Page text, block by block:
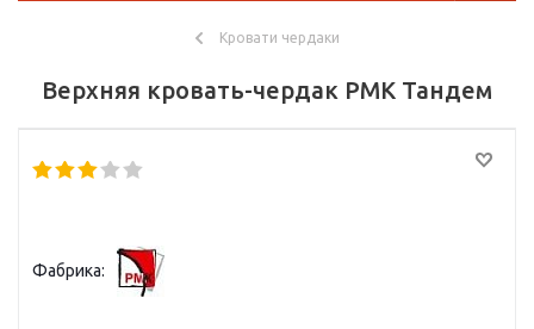
Кровати чердаки
Верхняя кровать-чердак РМК Тандем
Фабрика: